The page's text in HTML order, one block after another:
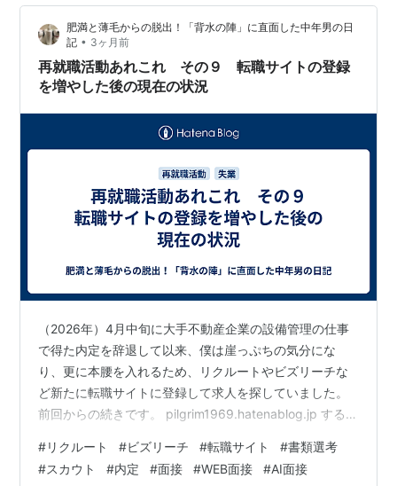
やビズリーチなどに登録しました。 また、以前お世話に
なって良さそうな感じだった転職エージェントにも連絡
して、再び求人情報を送ってもらうよう、お願い…
肥満と薄毛からの脱出！「背水の陣」に直面した中年男の日
記 • 3ヶ月前
再就職活動あれこれ その９ 転職サイトの登録
を増やした後の現在の状況
（2026年）4月中旬に大手不動産企業の設備管理の仕事
で得た内定を辞退して以来、僕は崖っぷちの気分にな
り、更に本腰を入れるため、リクルートやビズリーチな
ど新たに転職サイトに登録して求人を探していました。
前回からの続きです。 pilgrim1969.hatenablog.jp する
なり増え始めました。特に最大手であるリクルートから
のスカウトは連日のように毎日来ていました。 「これは
#リクルート #ビズリーチ #転職サイト #書類選考
#スカウト #内定 #面接 #WEB面接 #AI面接